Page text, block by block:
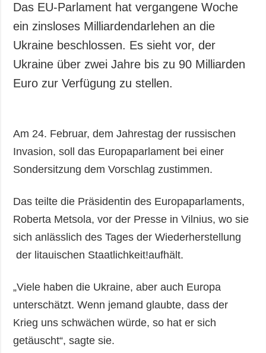
Das EU-Parlament hat vergangene Woche
ein zinsloses Milliardendarlehen an die
Ukraine beschlossen. Es sieht vor, der
Ukraine über zwei Jahre bis zu 90 Milliarden
Euro zur Verfügung zu stellen.
Am 24. Februar, dem Jahrestag der russischen
Invasion, soll das Europaparlament bei einer
Sondersitzung dem Vorschlag zustimmen.
Das teilte die Präsidentin des Europaparlaments,
Roberta Metsola, vor der Presse in Vilnius, wo sie
sich anlässlich des Tages der Wiederherstellung
der litauischen Staatlichkeit!aufhält.
„Viele haben die Ukraine, aber auch Europa
unterschätzt. Wenn jemand glaubte, dass der
Krieg uns schwächen würde, so hat er sich
getäuscht“, sagte sie.